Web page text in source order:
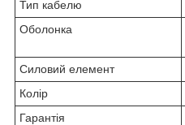
Тип кабелю
Оболонка
Силовий елемент
Колір
Гарантія